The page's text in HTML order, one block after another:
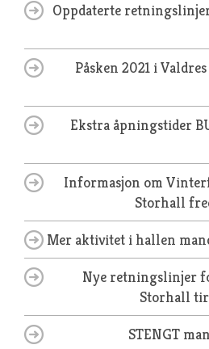
Oppdaterte retningslinjer
Påsken 2021 i
Ekstra åpningstider
Informasjon om
Storhall
Mer aktivitet i hallen
Nye retningslinjer
Storhall
STENGT